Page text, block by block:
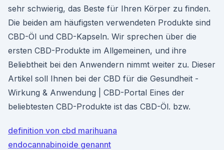
sehr schwierig, das Beste für Ihren Körper zu finden.
Die beiden am häufigsten verwendeten Produkte sind
CBD-Öl und CBD-Kapseln. Wir sprechen über die
ersten CBD-Produkte im Allgemeinen, und ihre
Beliebtheit bei den Anwendern nimmt weiter zu. Dieser
Artikel soll Ihnen bei der CBD für die Gesundheit -
Wirkung & Anwendung | CBD-Portal Eines der
beliebtesten CBD-Produkte ist das CBD-Öl. bzw.
definition von cbd marihuana
endocannabinoide genannt